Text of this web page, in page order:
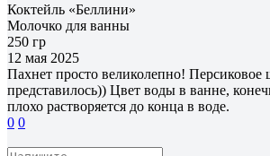
Коктейль «Беллини»
Молочко для ванны
250 гр
12 мая 2025
Пахнет просто великолепно! Персиковое
представилось)) Цвет воды в ванне,
плохо растворяется до конца в воде.
0 0